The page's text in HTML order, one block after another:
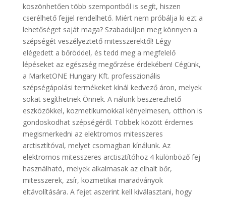
köszönhetően több szempontból is segít, hiszen
cserélhető fejjel rendelhető. Miért nem próbálja ki ezt a
lehetőséget saját maga? Szabaduljon meg könnyen a
szépségét veszélyeztető mitesszerektől! Légy
elégedett a bőröddel, és tedd meg a megfelelő
lépéseket az egészség megőrzése érdekében! Cégünk,
a MarketONE Hungary Kft. professzionális
szépségápolási termékeket kínál kedvező áron, melyek
sokat segíthetnek Önnek. A nálunk beszerezhető
eszközökkel, kozmetikumokkal kényelmesen, otthon is
gondoskodhat szépségéről. Többek között érdemes
megismerkedni az elektromos mitesszeres
arctisztítóval, melyet csomagban kínálunk. Az
elektromos mitesszeres arctisztítóhoz 4 különböző fej
használható, melyek alkalmasak az elhalt bőr,
mitesszerek, zsír, kozmetikai maradványok
eltávolítására. A fejet aszerint kell kiválasztani, hogy